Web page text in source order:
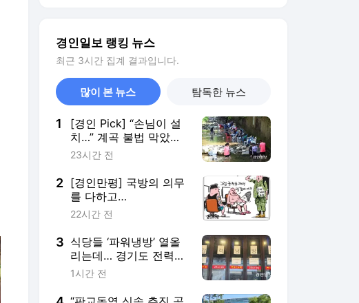
경인일보 랭킹 뉴스
최근 3시간 집계 결과입니다.
많이 본 뉴스 탐독한 뉴스
1
[경인 Pick] “손님이 설
치…” 계곡 불법 막았더
니 꼼수 판친다
23시간 전
2 [경인만평] 국방의 의무
를 다하고…
22시간 전
3 식당들 ‘파워냉방’ 열올
리는데… 경기도 전력수
급 문제 없나
1시간 전